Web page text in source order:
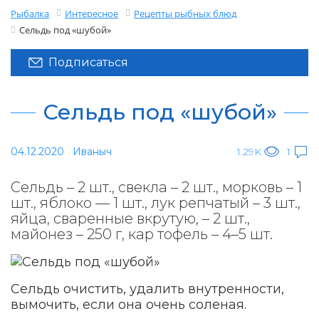
Рыбалка Интересное
Рецепты рыбных блюд
Сельдь под «шубой»
Подписаться
Сельдь под «шубой»
04.12.2020 Иваныч 1.29K 1
Сельдь – 2 шт., свекла – 2 шт., морковь – 1
шт., яблоко — 1 шт., лук репчатый – 3 шт.,
яйца, сваренные вкрутую, – 2 шт.,
майонез – 250 г, кар тофель – 4–5 шт.
Сельдь очистить, удалить внутренности,
вымочить, если она очень соленая.